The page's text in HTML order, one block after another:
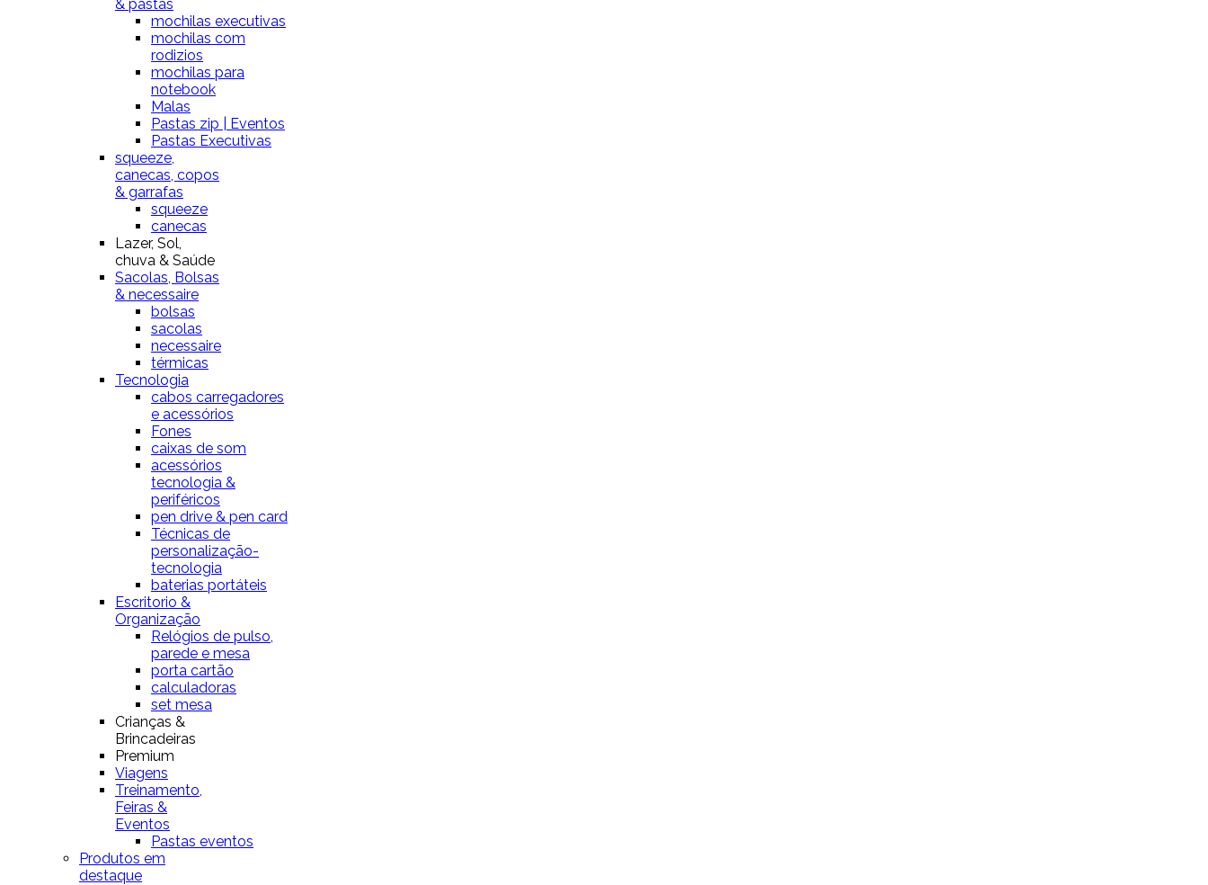
& pastas
mochilas executivas
mochilas com
rodizios
mochilas para
notebook
Malas
Pastas zip | Eventos
Pastas Executivas
squeeze,
canecas, copos
& garrafas
squeeze
canecas
Lazer, Sol,
chuva & Saúde
Sacolas, Bolsas
& necessaire
bolsas
sacolas
necessaire
térmicas
Tecnologia
cabos carregadores
e acessórios
Fones
caixas de som
acessórios
tecnologia &
periféricos
pen drive & pen card
Técnicas de
personalização-
tecnologia
baterias portáteis
Escritorio &
Organização
Relógios de pulso,
parede e mesa
porta cartão
calculadoras
set mesa
Crianças &
Brincadeiras
Premium
Viagens
Treinamento,
Feiras &
Eventos
Pastas eventos
Produtos em
destaque